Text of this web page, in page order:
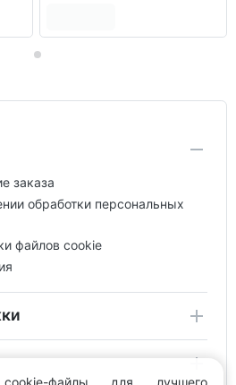
заказа
обработки персональных
файлов cookie
файлы для лучшего